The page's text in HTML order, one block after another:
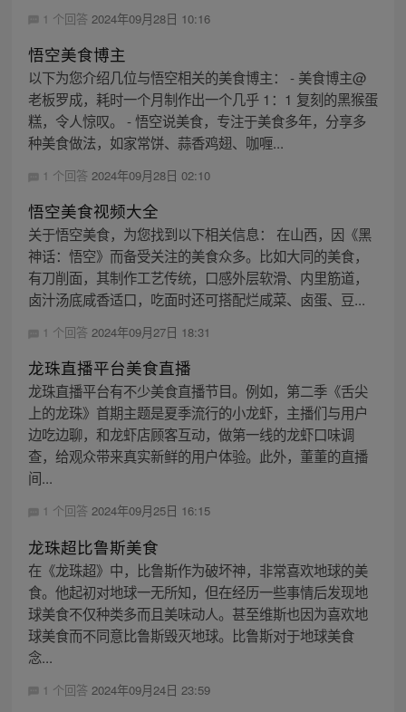
1 个回答 2024年09月28日 10:16
悟空美食博主
以下为您介绍几位与悟空相关的美食博主： - 美食博主@
老板罗成，耗时一个月制作出一个几乎 1：1 复刻的黑猴蛋
糕，令人惊叹。 - 悟空说美食，专注于美食多年，分享多
种美食做法，如家常饼、蒜香鸡翅、咖喱...
1 个回答 2024年09月28日 02:10
悟空美食视频大全
关于悟空美食，为您找到以下相关信息： 在山西，因《黑
神话：悟空》而备受关注的美食众多。比如大同的美食，
有刀削面，其制作工艺传统，口感外层软滑、内里筋道，
卤汁汤底咸香适口，吃面时还可搭配烂咸菜、卤蛋、豆...
1 个回答 2024年09月27日 18:31
龙珠直播平台美食直播
龙珠直播平台有不少美食直播节目。例如，第二季《舌尖
上的龙珠》首期主题是夏季流行的小龙虾，主播们与用户
边吃边聊，和龙虾店顾客互动，做第一线的龙虾口味调
查，给观众带来真实新鲜的用户体验。此外，董董的直播
间...
1 个回答 2024年09月25日 16:15
龙珠超比鲁斯美食
在《龙珠超》中，比鲁斯作为破坏神，非常喜欢地球的美
食。他起初对地球一无所知，但在经历一些事情后发现地
球美食不仅种类多而且美味动人。甚至维斯也因为喜欢地
球美食而不同意比鲁斯毁灭地球。比鲁斯对于地球美食
念...
1 个回答 2024年09月24日 23:59